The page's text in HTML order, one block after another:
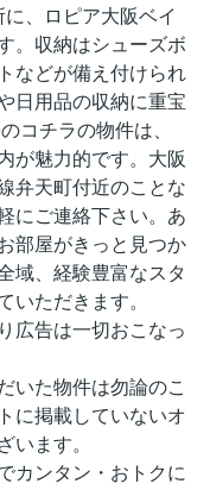
、ロピア大阪ベイ
。収納はシューズボ
などが備え付けられ
日用品の収納に重宝
コチラの物件は、
が魅力的です。大阪
弁天町付近のことな
にご連絡下さい。あ
部屋がきっと見つか
域、経験豊富なスタ
いただきます。
広告は一切おこなっ
いた物件は勿論のこ
に掲載していないオ
います。
カンタン・おトクに